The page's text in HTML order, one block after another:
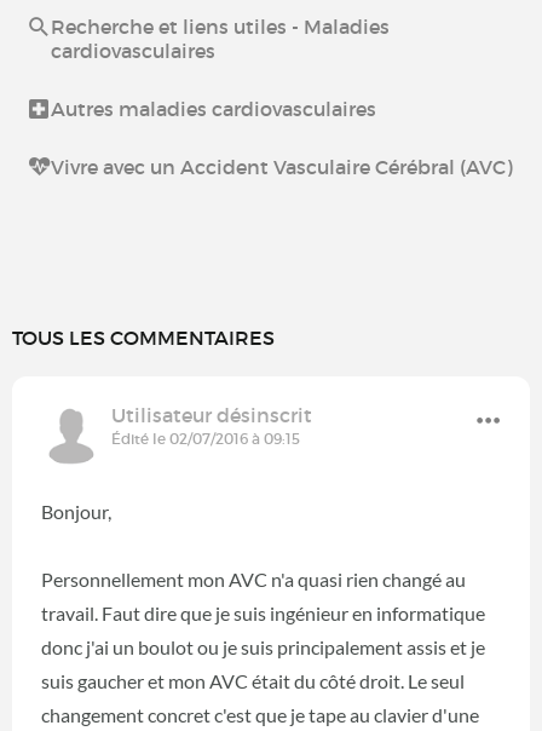
Recherche et liens utiles - Maladies
cardiovasculaires
Autres maladies cardiovasculaires
Vivre avec un Accident Vasculaire Cérébral (AVC)
TOUS LES COMMENTAIRES
Utilisateur désinscrit
Édité le 02/07/2016 à 09:15
Bonjour,
Personnellement mon AVC n'a quasi rien changé au
travail. Faut dire que je suis ingénieur en informatique
donc j'ai un boulot ou je suis principalement assis et je
suis gaucher et mon AVC était du côté droit. Le seul
changement concret c'est que je tape au clavier d'une